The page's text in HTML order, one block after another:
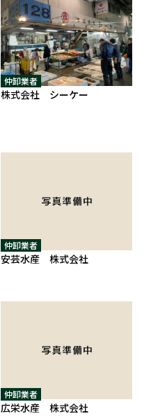
仲卸業者
株式会社 シーケー
仲卸業者
安芸水産 株式会社
仲卸業者
広栄水産 株式会社